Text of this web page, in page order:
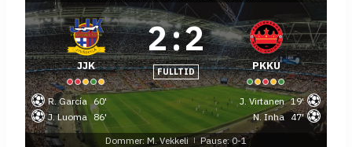
JJK
2:2
FULLTID PKKU
R. García 60'
J. Luoma 86'
J. Virtanen 19'
N. Inha 47'
Dommer: M. Vekkeli
| Pause: 0-1